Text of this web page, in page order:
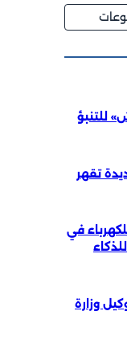
للتنبؤ
تقهر
في
وزارة